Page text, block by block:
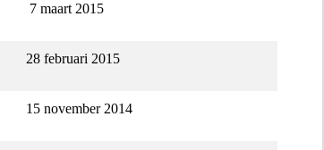
7 maart 2015
28 februari 2015
15 november 2014